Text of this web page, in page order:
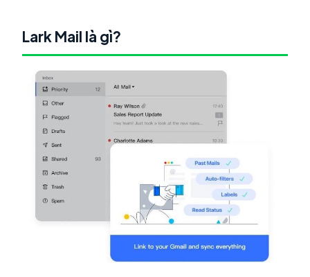
Lark Mail là gì?